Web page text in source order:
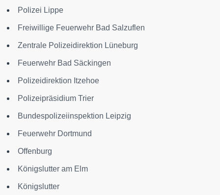
Polizei Lippe
Freiwillige Feuerwehr Bad Salzuflen
Zentrale Polizeidirektion Lüneburg
Feuerwehr Bad Säckingen
Polizeidirektion Itzehoe
Polizeipräsidium Trier
Bundespolizeiinspektion Leipzig
Feuerwehr Dortmund
Offenburg
Königslutter am Elm
Königslutter